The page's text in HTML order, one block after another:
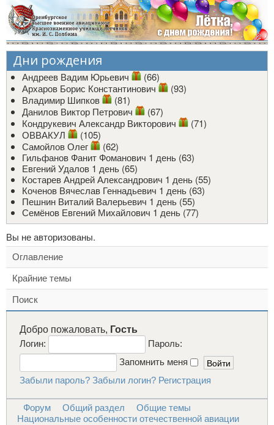
Дни рождения
Андреев Вадим Юрьевич
(66)
Архаров Борис Константинович
(93)
Владимир Шипков
(81)
Данилов Виктор Петрович
(67)
Кондрукевич Александр Викторович
(71)
ОВВАКУЛ
(105)
Самойлов Олег
(62)
Гильфанов Фанит Фоманович 1 день (63)
Евгений Удалов 1 день (65)
Костарев Андрей Александрович 1 день (55)
Коченов Вячеслав Геннадьевич 1 день (63)
Пешнин Виталий Валерьевич 1 день (55)
Семёнов Евгений Михайлович 1 день (77)
Вы не авторизованы.
Оглавление
Крайние темы
Поиск
Добро пожаловать, Гость
Логин:
Пароль:
Запомнить меня
Забыли пароль? Забыли логин? Регистрация
Форум Общий раздел
Общие темы
Национальные особенности отечественной авиации